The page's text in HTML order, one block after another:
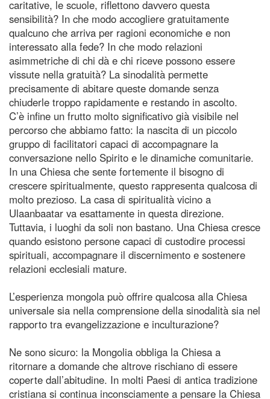
caritative, le scuole, riflettono davvero questa
sensibilità? In che modo accogliere gratuitamente
qualcuno che arriva per ragioni economiche e non
interessato alla fede? In che modo relazioni
asimmetriche di chi dà e chi riceve possono essere
vissute nella gratuità? La sinodalità permette
precisamente di abitare queste domande senza
chiuderle troppo rapidamente e restando in ascolto.
C’è infine un frutto molto significativo già visibile nel
percorso che abbiamo fatto: la nascita di un piccolo
gruppo di facilitatori capaci di accompagnare la
conversazione nello Spirito e le dinamiche comunitarie.
In una Chiesa che sente fortemente il bisogno di
crescere spiritualmente, questo rappresenta qualcosa di
molto prezioso. La casa di spiritualità vicino a
Ulaanbaatar va esattamente in questa direzione.
Tuttavia, i luoghi da soli non bastano. Una Chiesa cresce
quando esistono persone capaci di custodire processi
spirituali, accompagnare il discernimento e sostenere
relazioni ecclesiali mature.
L’esperienza mongola può offrire qualcosa alla Chiesa
universale sia nella comprensione della sinodalità sia nel
rapporto tra evangelizzazione e inculturazione?
Ne sono sicuro: la Mongolia obbliga la Chiesa a
ritornare a domande che altrove rischiano di essere
coperte dall’abitudine. In molti Paesi di antica tradizione
cristiana si continua inconsciamente a pensare la Chiesa